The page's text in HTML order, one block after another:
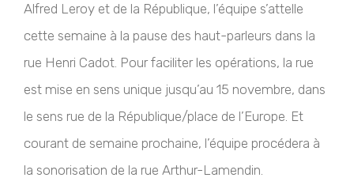
Alfred Leroy et de la République, l’équipe s’attelle
cette semaine à la pause des haut-parleurs dans la
rue Henri Cadot. Pour faciliter les opérations, la rue
est mise en sens unique jusqu’au 15 novembre, dans
le sens rue de la République/place de l’Europe. Et
courant de semaine prochaine, l’équipe procédera à
la sonorisation de la rue Arthur-Lamendin.